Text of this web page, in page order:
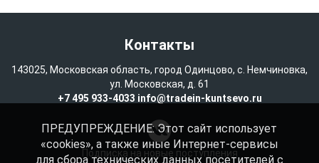
Контакты
143025, Московская область, город Одинцово, с. Немчиновка,
ул. Московская, д. 61
+7 495 933-4033 info@tradein-kuntsevo.ru
Подписка на новые поступления
ПРЕДУПРЕЖДЕНИЕ: Этот сайт использует
«cookies», а также иные Интернет-сервисы
для сбора технических данных посетителей с